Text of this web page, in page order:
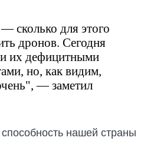
сколько для этого
дронов. Сегодня
их дефицитными
но, как видим,
— заметил
нашей страны